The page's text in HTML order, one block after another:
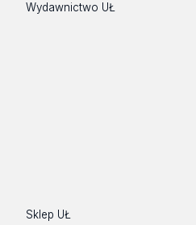
Wydawnictwo UŁ
Sklep UŁ